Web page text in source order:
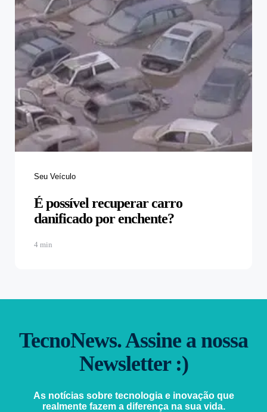
Categories
Seu Veículo
É possível recuperar carro
danificado por enchente?
4 min
TecnoNews. Assine a nossa
Newsletter :)
As notícias sobre tecnologia e inovação que
realmente fazem a diferença na sua vida.